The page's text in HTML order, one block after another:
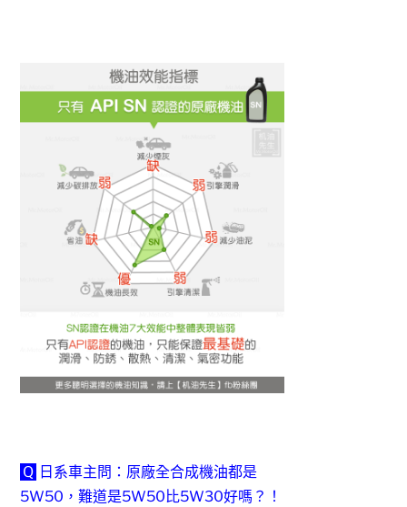
Q 日系車主問：原廠全合成機油都是
5W50，難道是5W50比5W30好嗎？！